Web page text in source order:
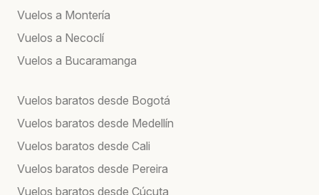
Vuelos a Montería
Vuelos a Necoclí
Vuelos a Bucaramanga
Vuelos baratos desde Bogotá
Vuelos baratos desde Medellín
Vuelos baratos desde Cali
Vuelos baratos desde Pereira
Vuelos baratos desde Cúcuta